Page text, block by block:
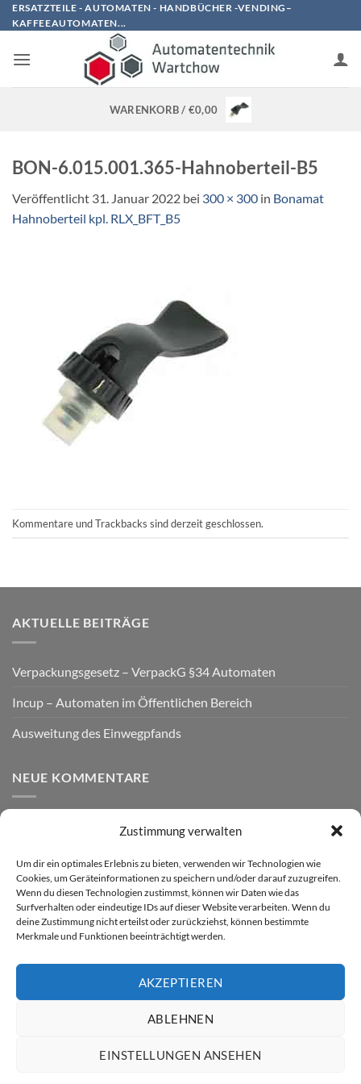
Zustimmung verwalten
Um dir ein optimales Erlebnis zu bieten, verwenden wir Technologien wie
Cookies, um Geräteinformationen zu speichern und/oder darauf zuzugreifen.
Wenn du diesen Technologien zustimmst, können wir Daten wie das
Surfverhalten oder eindeutige IDs auf dieser Website verarbeiten. Wenn du
deine Zustimmung nicht erteilst oder zurückziehst, können bestimmte
Merkmale und Funktionen beeinträchtigt werden.
AKZEPTIEREN
ABLEHNEN
EINSTELLUNGEN ANSEHEN
Zum
Inhalt
ERSATZTEILE - AUTOMATEN - HANDBÜCHER -VENDING–
KAFFEEAUTOMATEN...
WARENKORB / €0,00
BON-6.015.001.365-Hahnoberteil-B5
Veröffentlicht 31. Januar 2022 bei 300 × 300 in Bonamat
Hahnoberteil kpl. RLX_BFT_B5
Kommentare und Trackbacks sind derzeit geschlossen.
AKTUELLE BEITRÄGE
Verpackungsgesetz – VerpackG §34 Automaten
Incup – Automaten im Öffentlichen Bereich
Ausweitung des Einwegpfands
NEUE KOMMENTARE
PayPal MasterCard
DATENSCHUTZ WIDERRUF
Copyright 2026 ©ATW Automatentechnik Wartchow GmbH